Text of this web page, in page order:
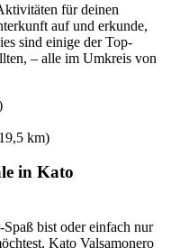
für deinen
auf und erkunde,
sind einige der Top-
– alle im Umkreis von
km)
in Kato
bist oder einfach nur
Kato Valsamonero